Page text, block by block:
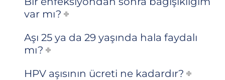
var mı?
Aşı 25 ya da 29 yaşında hala faydalı
mı?
HPV aşısının ücreti ne kadardır?